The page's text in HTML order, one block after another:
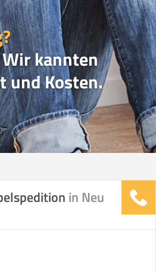
kannten
und Kosten.
basierend auf Ihren
in Neu